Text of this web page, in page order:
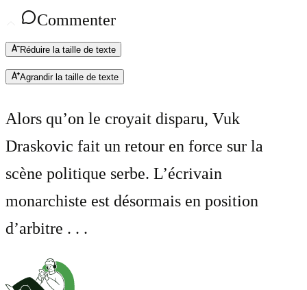
Commenter
Réduire la taille de texte
Agrandir la taille de texte
Alors qu’on le croyait disparu, Vuk
Draskovic fait un retour en force sur la
scène politique serbe. L’écrivain
monarchiste est désormais en position
d’arbitre . . .